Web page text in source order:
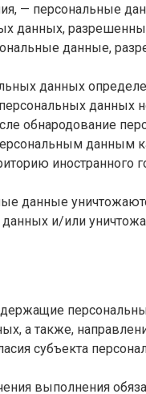
— персональные
данных,
данные,
данных
данных
обнародование
данным
иностранного
данные
и/или
а также,
субъекта
выполнения